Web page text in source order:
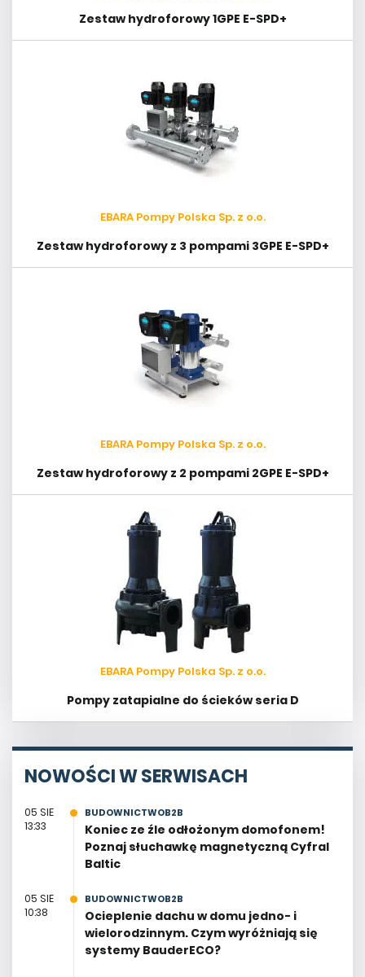
Zestaw hydroforowy 1GPE E-SPD+
EBARA Pompy Polska Sp. z o.o.
Zestaw hydroforowy z 3 pompami 3GPE E-SPD+
EBARA Pompy Polska Sp. z o.o.
Zestaw hydroforowy z 2 pompami 2GPE E-SPD+
EBARA Pompy Polska Sp. z o.o.
Pompy zatapialne do ścieków seria D
NOWOŚCI W SERWISACH
05 SIE
13:33
BUDOWNICTWOB2B
Koniec ze źle odłożonym domofonem!
Poznaj słuchawkę magnetyczną Cyfral
Baltic
05 SIE
10:38
BUDOWNICTWOB2B
Ocieplenie dachu w domu jedno- i
wielorodzinnym. Czym wyróżniają się
systemy BauderECO?